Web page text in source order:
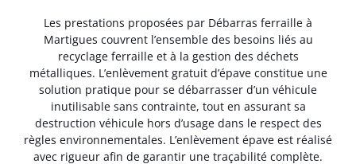
Les prestations proposées par Débarras ferraille à
Martigues couvrent l’ensemble des besoins liés au
recyclage ferraille et à la gestion des déchets
métalliques. L’enlèvement gratuit d’épave constitue une
solution pratique pour se débarrasser d’un véhicule
inutilisable sans contrainte, tout en assurant sa
destruction véhicule hors d’usage dans le respect des
règles environnementales. L’enlèvement épave est réalisé
avec rigueur afin de garantir une traçabilité complète.